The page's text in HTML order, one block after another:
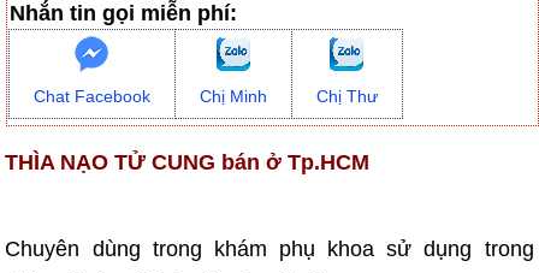
Nhắn tin gọi miễn phí:
Chat Facebook Chị Minh Chị Thư
THÌA NẠO TỬ CUNG bán ở Tp.HCM
Chuyên dùng trong khám phụ khoa sử dụng trong